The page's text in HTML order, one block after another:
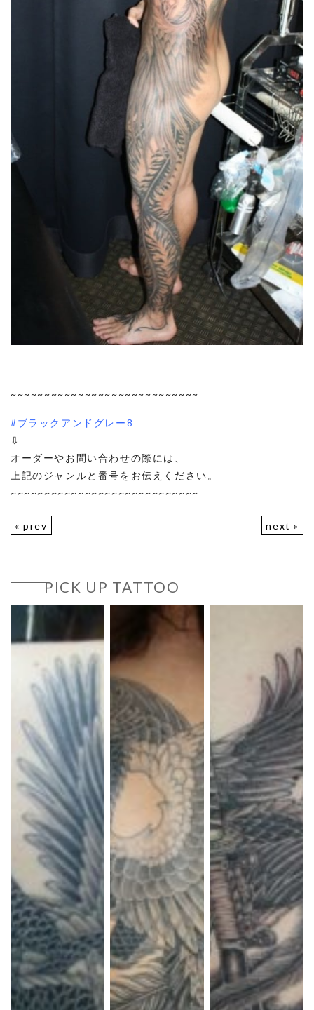
~~~~~~~~~~~~~~~~~~~~~~~~~~~~
#ブラックアンドグレー8
⇩
オーダーやお問い合わせの際には、
上記のジャンルと番号をお伝えください。
~~~~~~~~~~~~~~~~~~~~~~~~~~~~
« prev next »
PICK UP TATTOO